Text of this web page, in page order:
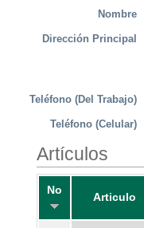
Nombre
Dirección Principal
Teléfono (Del Trabajo)
Teléfono (Celular)
Artículos
No
Articulo